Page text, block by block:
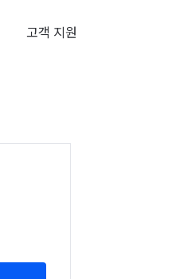
고객 지원